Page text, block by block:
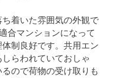
着いた雰囲気の外観で
合マンションになって
制良好です。共用エン
らわれていておしゃ
ので荷物の受け取りも